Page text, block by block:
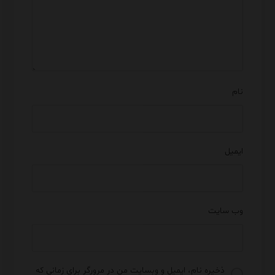
نام
ایمیل
وب‌ سایت
ذخیره نام، ایمیل و وبسایت من در مرورگر برای زمانی که